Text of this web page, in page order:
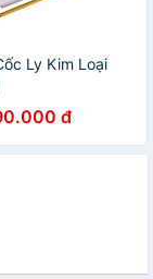
Ly Kim Loại
đ